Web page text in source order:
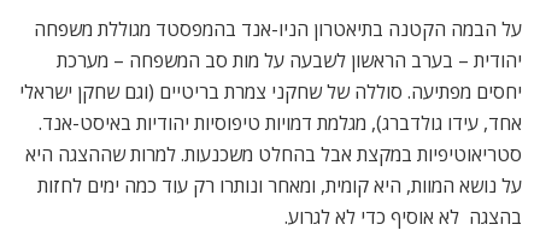
על הבמה הקטנה בתיאטרון הניו-אנד בהמפסטד מגוללת משפחה
יהודית – בערב הראשון לשבעה על מות סב המשפחה – מערכת
יחסים מפתיעה. סוללה של שחקני צמרת בריטיים (וגם שחקן ישראלי
אחד, עידו גולדברג), מגלמת דמויות טיפוסיות יהודיות באיסט-אנד.
סטריאוטיפיות במקצת אבל בהחלט משכנעות. למרות שההצגה היא
על נושא המוות, היא קומית, ומאחר ונותרו רק עוד כמה ימים לחזות
בהצגה  לא אוסיף כדי לא לגרוע.